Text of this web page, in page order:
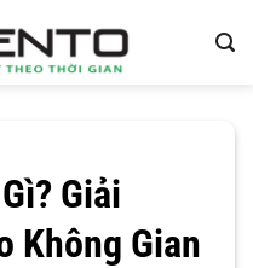
Giải
Không Gian